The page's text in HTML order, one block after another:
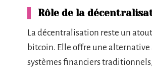
Rôle de la
La décentralisation reste un
bitcoin. Elle offre une alternative
systèmes financiers